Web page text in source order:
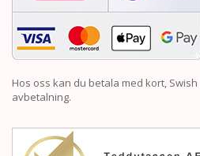
Hos oss kan du betala med kort,
avbetalning.